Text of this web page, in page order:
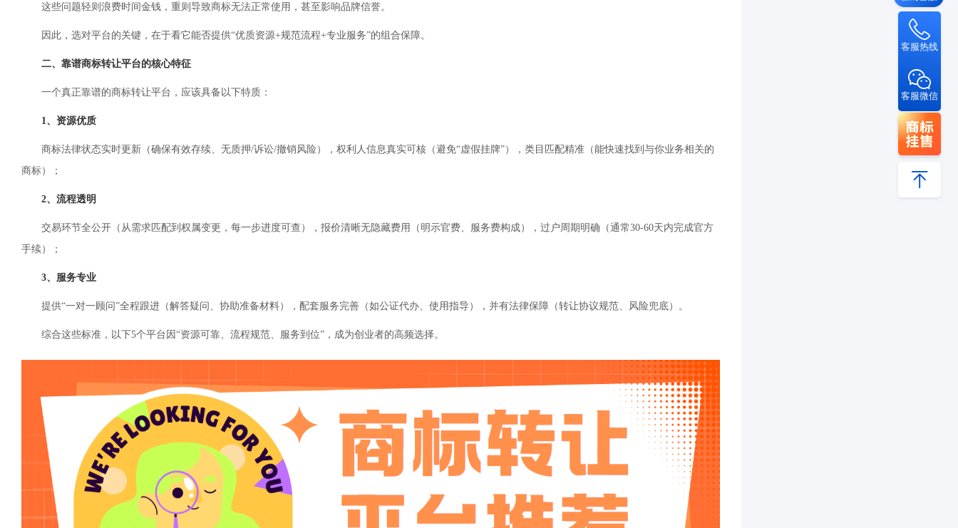
这些问题轻则浪费时间金钱，重则导致商标无法正常使用，甚至影响品牌信誉。
因此，选对平台的关键，在于看它能否提供“优质资源+规范流程+专业服务”的组合保障。
二、靠谱商标转让平台的核心特征
一个真正靠谱的商标转让平台，应该具备以下特质：
1、资源优质
商标法律状态实时更新（确保有效存续、无质押/诉讼/撤销风险），权利人信息真实可核（避免“虚假挂牌”），类目匹配精准（能快速找到与你业务相关的
商标）；
2、流程透明
交易环节全公开（从需求匹配到权属变更，每一步进度可查），报价清晰无隐藏费用（明示官费、服务费构成），过户周期明确（通常30-60天内完成官方
手续）；
3、服务专业
提供“一对一顾问”全程跟进（解答疑问、协助准备材料），配套服务完善（如公证代办、使用指导），并有法律保障（转让协议规范、风险兜底）。
综合这些标准，以下5个平台因“资源可靠、流程规范、服务到位”，成为创业者的高频选择。
客服热线
客服微信